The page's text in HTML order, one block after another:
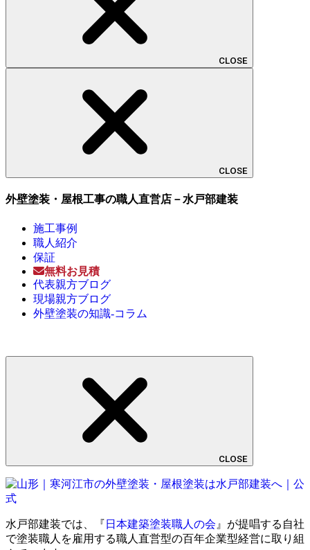
CLOSE
CLOSE
外壁塗装・屋根工事の職人直営店－水戸部建装
施工事例
職人紹介
保証
無料お見積
代表親方ブログ
現場親方ブログ
外壁塗装の知識-コラム
CLOSE
水戸部建装では、『 日本建築塗装職人の会 』が提唱する自社
で塗装職人を雇用する職人直営型の百年企業型経営に取り組